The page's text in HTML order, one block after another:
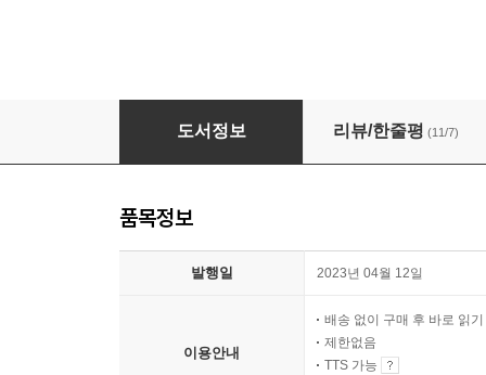
알파의 시대
도서정보 리뷰/한줄평 (11/7)
품목정보
발행일 2023년 04월 12일
이용안내
배송 없이 구매 후 바로 읽기
제한없음
TTS 가능